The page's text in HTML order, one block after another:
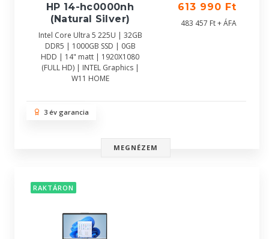
HP 14-hc0000nh
(Natural Silver)
Intel Core Ultra 5 225U | 32GB
DDR5 | 1000GB SSD | 0GB
HDD | 14" matt | 1920X1080
(FULL HD) | INTEL Graphics |
W11 HOME
613 990 Ft
483 457 Ft + ÁFA
3 év garancia
MEGNÉZEM
RAKTÁRON